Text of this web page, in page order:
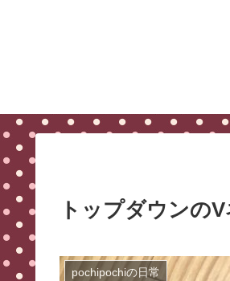
トップダウンの
pochipochiの日常